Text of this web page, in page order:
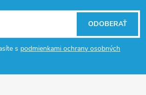
s podmienkami ochrany osobných
ODOBERAŤ